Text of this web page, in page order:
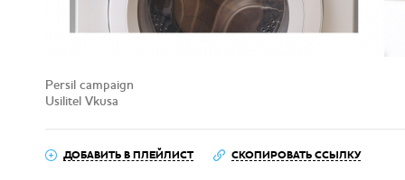
Persil campaign
Usilitel Vkusa
ДОБАВИТЬ В ПЛЕЙЛИСТ СКОПИРОВАТЬ ССЫЛКУ